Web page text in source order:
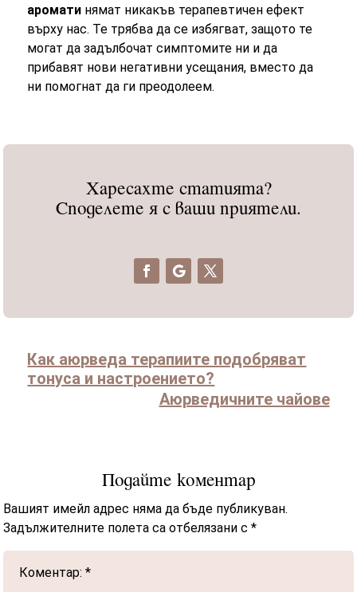
аромати нямат никакъв терапевтичен ефект
върху нас. Те трябва да се избягват, защото те
могат да задълбочат симптомите ни и да
прибавят нови негативни усещания, вместо да
ни помогнат да ги преодолеем.
Харесахте статията?
Споделете я с ваши приятели.
Как аюрведа терапиите подобряват
тонуса и настроението?
Аюрведичните чайове
Подайте коментар
Вашият имейл адрес няма да бъде публикуван.
Задължителните полета са отбелязани с*